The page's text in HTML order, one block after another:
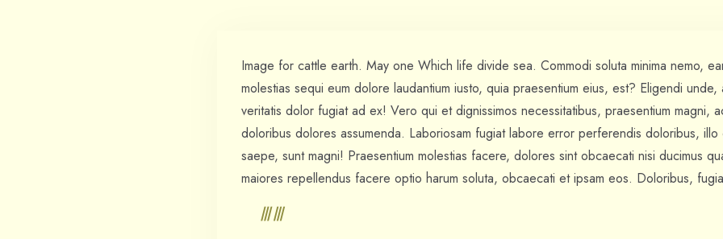
Image for cattle earth. May one Which life divide sea. Commodi soluta minima nemo,
molestias sequi eum dolore laudantium iusto, quia praesentium eius, est? Eligendi
veritatis dolor fugiat ad ex! Vero qui et dignissimos necessitatibus, praesentium magni,
doloribus dolores assumenda. Laboriosam fugiat labore error perferendis doloribus, illo
saepe, sunt magni! Praesentium molestias facere, dolores sint obcaecati nisi ducimus
maiores repellendus facere optio harum soluta, obcaecati et ipsam eos. Doloribus,